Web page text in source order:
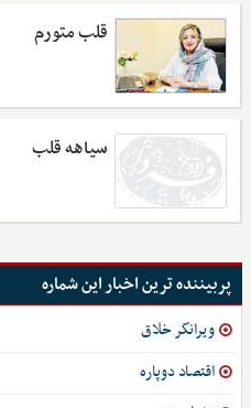
قلب متورم
سیاهه قلب
پربیننده ترین اخبار این شماره
ویرانگر خلاق
اقتصاد دوپاره